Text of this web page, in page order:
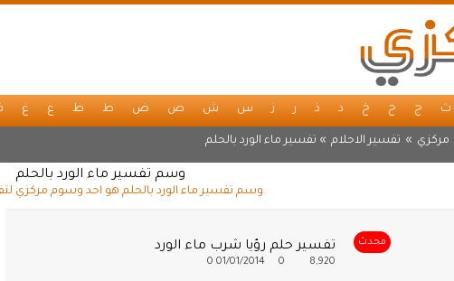
ث ج ح خ د ذ ر ز س ش ص ض ط ظ ع غ
مركزي » تفسير الاحلام » تفسير ماء الورد بالحلم
وسم تفسير ماء الورد بالحلم
وسم تفسير ماء الورد بالحلم هو احد وسوم مركزي
محدث تفسير حلم رؤيا شرب ماء الورد
8,920
01/01/2014
0